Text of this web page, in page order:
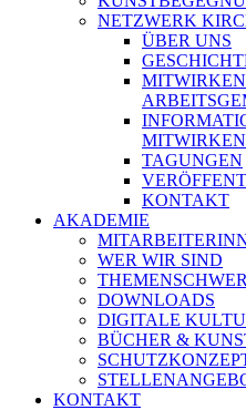
NETZWERK
ÜBER UNS
TAGUNGEN
KONTAKT
AKADEMIE
WER WIR SIND
DOWNLOADS
DIGITALE
BÜCHER &
KONTAKT